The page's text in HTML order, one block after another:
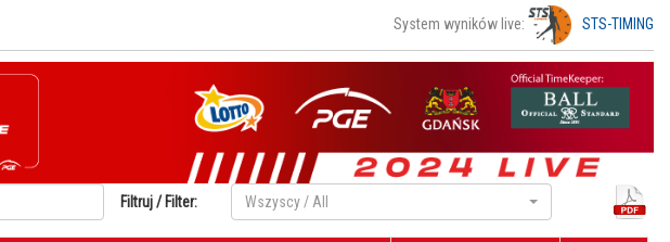
System wyników live: STS-TIMING
Filtruj / Filter: Wszyscy / All